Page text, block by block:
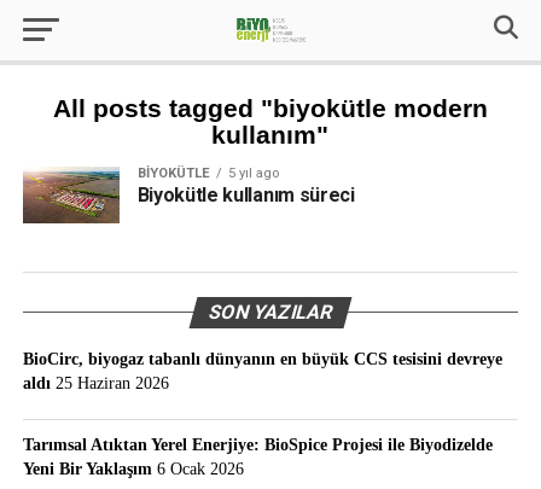
All posts tagged "biyokütle modern
kullanım"
BIYOKÜTLE 5 yıl ago
Biyokütle kullanım süreci
SON YAZILAR
BioCirc, biyogaz tabanlı dünyanın en büyük CCS tesisini devreye
aldı 25 Haziran 2026
Tarımsal Atıktan Yerel Enerjiye: BioSpice Projesi ile Biyodizelde
Yeni Bir Yaklaşım 6 Ocak 2026